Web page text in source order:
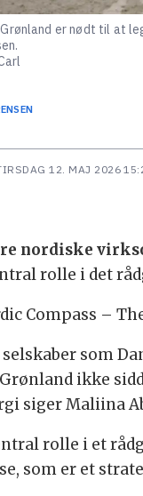
Grønland er nødt til at
TIRSDAG 12. MAJ 2026
nordiske
rolle i det
Compass –
som
ikke
siger Maliina
rolle i et
som er et